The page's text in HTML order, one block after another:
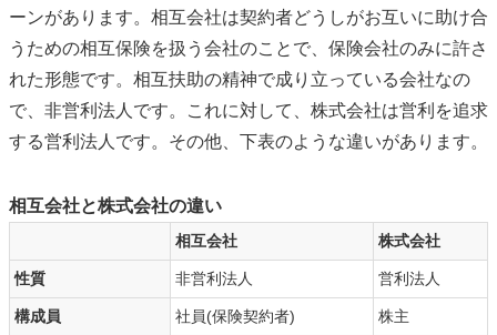
ーンがあります。相互会社は契約者どうしがお互いに助け合
うための相互保険を扱う会社のことで、保険会社のみに許さ
れた形態です。相互扶助の精神で成り立っている会社なの
で、非営利法人です。これに対して、株式会社は営利を追求
する営利法人です。その他、下表のような違いがあります。
相互会社と株式会社の違い
相互会社 株式会社
性質 非営利法人 営利法人
構成員 社員(保険契約者) 株主